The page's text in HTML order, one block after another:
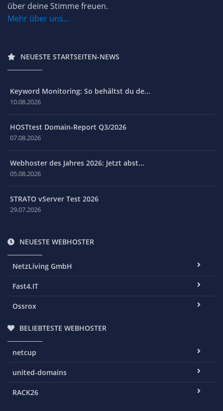
über deine Stimme freuen.
Mehr über uns...
NEUESTE STARTSEITEN-NEWS
Keyword Monitoring: So behältst du de...
10.08.2026
HOSTtest Domain-Report Q3/2026
07.08.2026
Webhoster des Jahres 2026: Jetzt abst...
05.08.2026
STRATO vServer Test 2026
29.07.2026
NEUESTE WEBHOSTER
NetzLiving GmbH
Fast4.IT
Ossrox
BELIEBTESTE WEBHOSTER
netcup
united-domains
RACK26